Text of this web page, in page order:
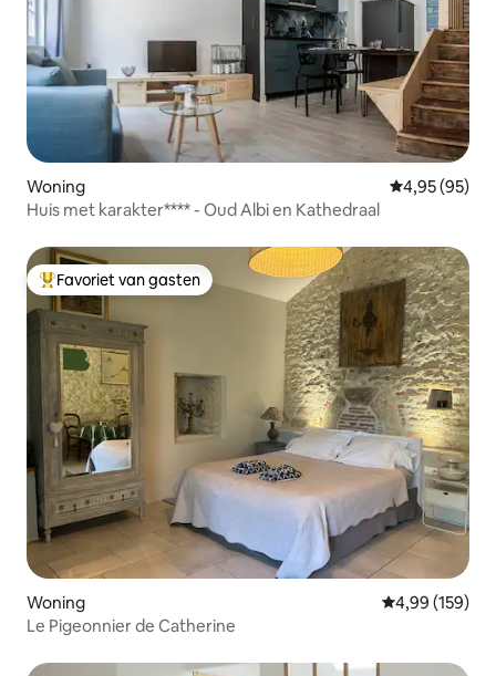
Woning Gemiddelde
4,95 (95)
Huis met karakter**** - Oud Albi en Kathedraal
Topfavoriet van gasten
Favoriet van gasten
Woning Gemiddelde
4,99 (159)
Le Pigeonnier de Catherine